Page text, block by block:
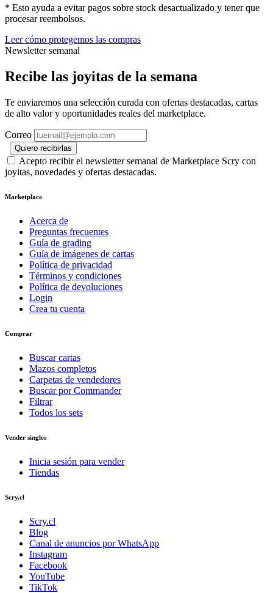
* Esto ayuda a evitar pagos sobre stock desactualizado y tener que
procesar reembolsos.
Leer cómo protegemos las compras
Newsletter semanal
Recibe las joyitas de la semana
Te enviaremos una selección curada con ofertas destacadas, cartas
de alto valor y oportunidades reales del marketplace.
Correo
Quiero recibirlas
Acepto recibir el newsletter semanal de Marketplace Scry con
joyitas, novedades y ofertas destacadas.
Marketplace
Acerca de
Preguntas frecuentes
Guía de grading
Guía de imágenes de cartas
Política de privacidad
Términos y condiciones
Política de devoluciones
Login
Crea tu cuenta
Comprar
Buscar cartas
Mazos completos
Carpetas de vendedores
Buscar por Commander
Filtrar
Todos los sets
Vender singles
Inicia sesión para vender
Tiendas
Scry.cl
Scry.cl
Blog
Canal de anuncios por WhatsApp
Instagram
Facebook
YouTube
TikTok